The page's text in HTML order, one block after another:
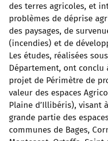
des terres agricoles, et
problèmes de déprise
des paysages, de
(incendies) et de
Les études, réalisées
Département, ont conclu
projet de Périmètre de
valeur des espaces
Plaine d’Illibéris), visant
grande partie des
communes de Bages,